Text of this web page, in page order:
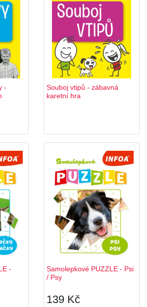
-
Souboj vtipů - zábavná
karetní hra
-
Samolepkové PUZZLE - Psi
/ Psy
139 Kč